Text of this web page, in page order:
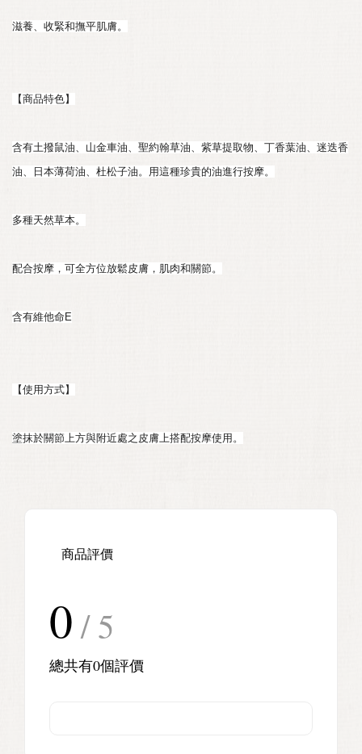
滋養、收緊和撫平肌膚。
【商品特色】
含有土撥鼠油、山金車油、聖約翰草油、紫草提取物、丁香葉油、迷迭香
油、日本薄荷油、杜松子油。用這種珍貴的油進行按摩。
多種天然草本。
配合按摩，可全方位放鬆皮膚，肌肉和關節。
含有維他命E
【使用方式】
塗抹於關節上方與附近處之皮膚上搭配按摩使用。
商品評價
0 / 5
總共有0個評價